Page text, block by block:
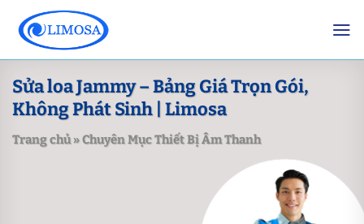
content
Sửa loa Jammy – Bảng Giá Trọn Gói,
Không Phát Sinh | Limosa
Trang chủ»Chuyên Mục Thiết Bị Âm Thanh